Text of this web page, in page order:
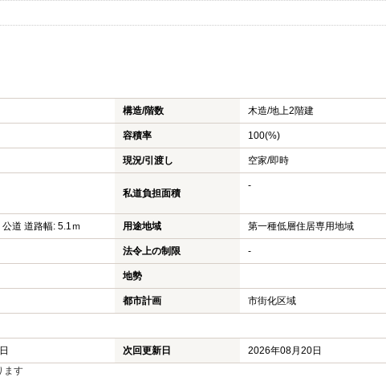
構造/階数 木造/地上2階建
容積率 100(%)
現況/引渡し 空家/即時
私道負担面積
-
道 道路幅: 5.1ｍ 用途地域 第一種低層住居専用地域
法令上の制限 -
地勢
都市計画 市街化区域
次回更新日
2026年08月20日
ます